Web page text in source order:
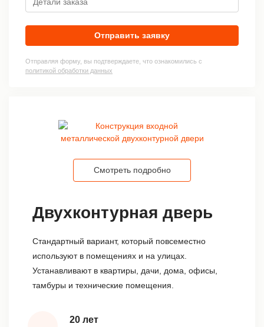
Отправить заявку
Отправляя форму, вы подтверждаете, что ознакомились с
политикой обработки данных
Двухконтурная дверь
Стандартный вариант, который повсеместно
используют в помещениях и на улицах.
Устанавливают в квартиры, дачи, дома, офисы,
тамбуры и технические помещения.
20 лет
Смотреть подробно